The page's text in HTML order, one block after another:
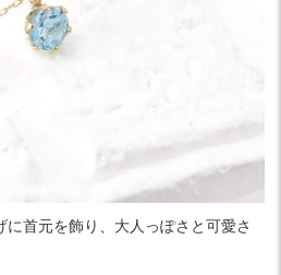
首元を飾り、大人っぽさと可愛さ